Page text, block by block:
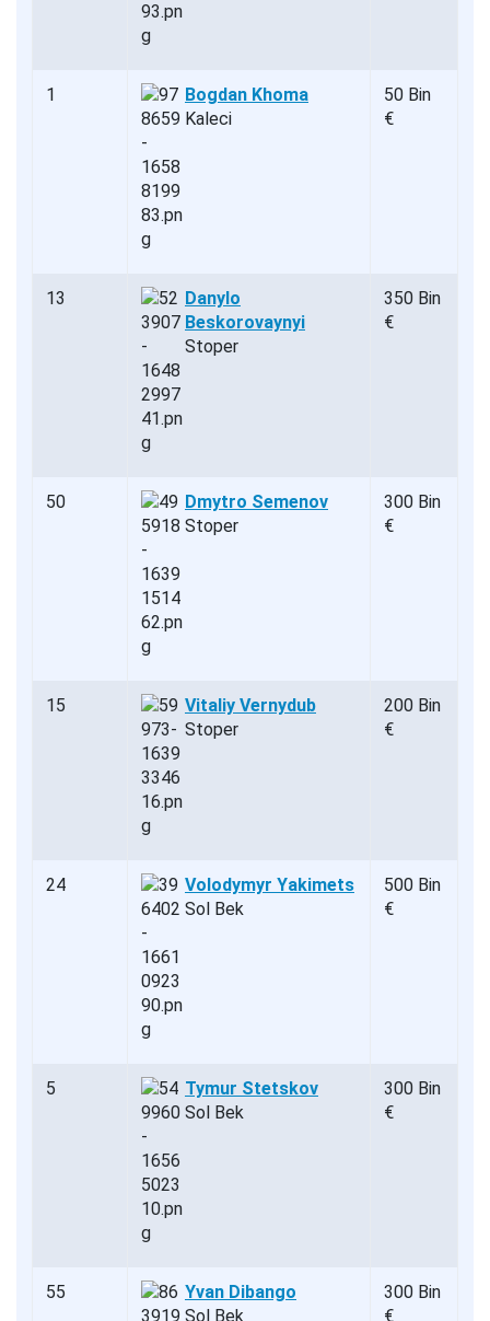
1
Bogdan Khoma
Kaleci
50 Bin
€
13
Danylo
Beskorovaynyi
Stoper
350 Bin
€
50
Dmytro Semenov
Stoper
300 Bin
€
15
Vitaliy Vernydub
Stoper
200 Bin
€
24
Volodymyr Yakimets
Sol Bek
500 Bin
€
5
Tymur Stetskov
Sol Bek
300 Bin
€
55
Yvan Dibango
Sol Bek
300 Bin
€